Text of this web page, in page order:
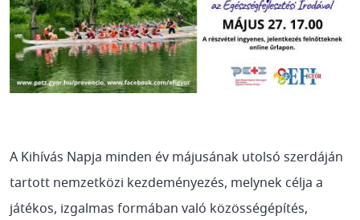
A Kihívás Napja minden év májusának utolsó szerdáján
tartott nemzetközi kezdeményezés, melynek célja a
játékos, izgalmas formában való közösségépítés,